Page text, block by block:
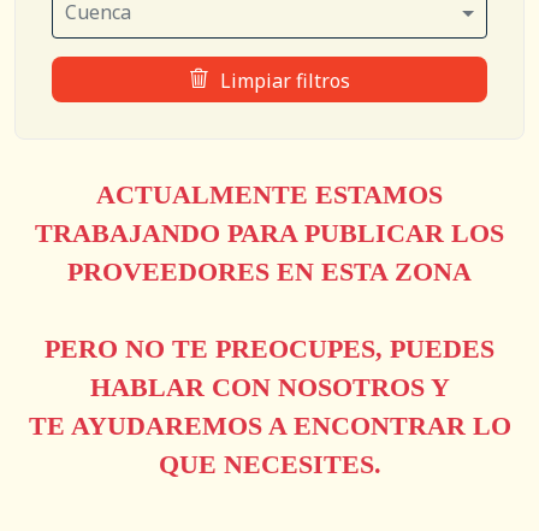
Cuenca
Limpiar filtros
ACTUALMENTE ESTAMOS
TRABAJANDO PARA PUBLICAR LOS
PROVEEDORES EN ESTA ZONA
PERO NO TE PREOCUPES, PUEDES
HABLAR CON NOSOTROS Y
TE AYUDAREMOS A ENCONTRAR LO
QUE NECESITES.